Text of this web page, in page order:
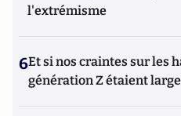
l'extrémisme
6Et si nos craintes sur les
génération Z étaient